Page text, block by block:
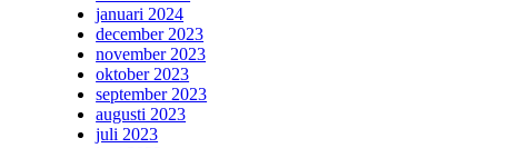
januari 2024
december 2023
november 2023
oktober 2023
september 2023
augusti 2023
juli 2023